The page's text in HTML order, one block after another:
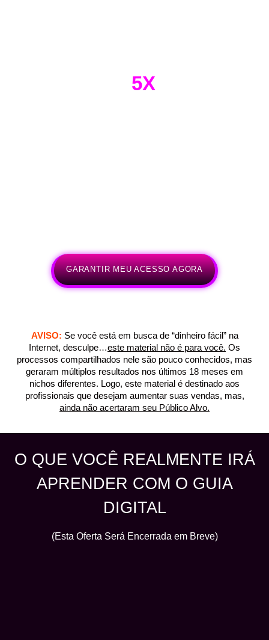
5X
GARANTIR MEU ACESSO AGORA
AVISO: Se você está em busca de “dinheiro fácil” na
Internet, desculpe…este material não é para você. Os
processos compartilhados nele são pouco conhecidos, mas
geraram múltiplos resultados nos últimos 18 meses em
nichos diferentes. Logo, este material é destinado aos
profissionais que desejam aumentar suas vendas, mas,
ainda não acertaram seu Público Alvo.
O QUE VOCÊ REALMENTE IRÁ
APRENDER COM O GUIA
DIGITAL
(Esta Oferta Será Encerrada em Breve)